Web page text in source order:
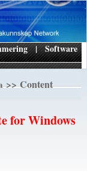
| Software
>> Content
for Windows